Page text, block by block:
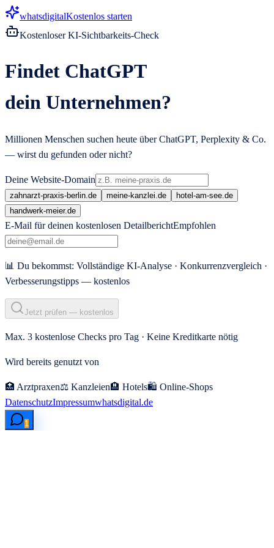
Zum Hauptinhalt springen
whatsdigitalKostenlos starten
Kostenloser KI-Sichtbarkeits-Check
Findet ChatGPT
dein Unternehmen?
Millionen Menschen suchen heute über ChatGPT, Perplexity & Co.
— wirst du gefunden oder nicht?
Deine Website-Domain
zahnarzt-praxis-berlin.de meine-kanzlei.de
hotel-am-see.de
handwerk-meier.de
E-Mail für deinen kostenlosen DetailberichtEmpfohlen
📊 Du bekommst: Vollständige KI-Analyse · Konkurrenzvergleich ·
Verbesserungstipps — kostenlos
Jetzt prüfen — kostenlos
Max. 3 kostenlose Checks pro Tag · Keine Kreditkarte nötig
Wird bereits genutzt von
🏥 Arztpraxen⚖️ Kanzleien🏨 Hotels🛍️ Online-Shops
DatenschutzImpressumwhatsdigital.de
1